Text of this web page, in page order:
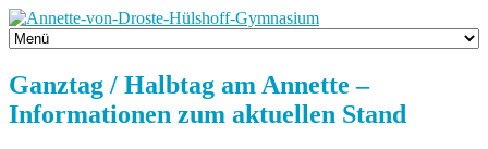
Ganztag / Halbtag am Annette –
Informationen zum aktuellen Stand